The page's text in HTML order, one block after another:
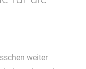
weiter